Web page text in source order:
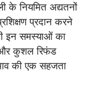
के नियमित अद्यतनों
प्रदान करने
इन समस्याओं का
कुशल रिफंड
की एक सहजता